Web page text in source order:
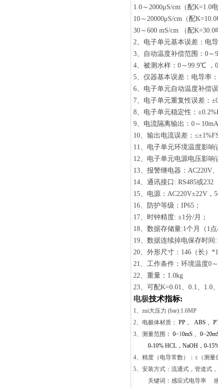
1.0 ～2000μS/cm（配K=1.0
10 ～20000μS/cm（配
30 ～600 mS/cm （配K=30.0
2、电子单元基本误差：电
3、自动温度补偿范围：0
4、被测水样：0～99.9℃ ，
5、仪器基本误差：电导率
6、电子单元自动温度补偿
7、电子单元重复性误差：
8、电子单元稳定性：
9、电流隔离输出：0～
10、输出电流误差：
11、电子单元环境温度影响
12、电子单元电源电压影
13、报警继电器：AC220V
14、通讯接口:
15、电源：AC220V±22V，
16、防护等级：
17、时钟精度: ±1分/月；
18、数据存储量:1个月（
19、数据连续掉电保存时间
20、外形尺寸：146（长）
21、工作条件：环境温度0
22、重量：
23、可配K=0.01、0.1、1.0
电极技术指标:
1、zui大压力 (bar):1.6MP
2、电极体材质： PP 、 ABS 、
3、测量范围 ： 0~10mS 、 0~
0-10% HCL ， NaOH ， 0-
4、精度（电导常数）：±（测量
5、安装方式：流通式，管道式
关键词：感应式电导率 感